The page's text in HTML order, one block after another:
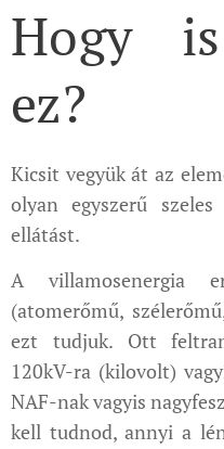
Hogy
ez?
Kicsit vegyük át az
olyan egyszerű
ellátást.
A villamosenergia
(atomerőmű,
ezt tudjuk. Ott
120kV-ra (kilovolt)
NAF-nak vagyis
kell tudnod, annyi a